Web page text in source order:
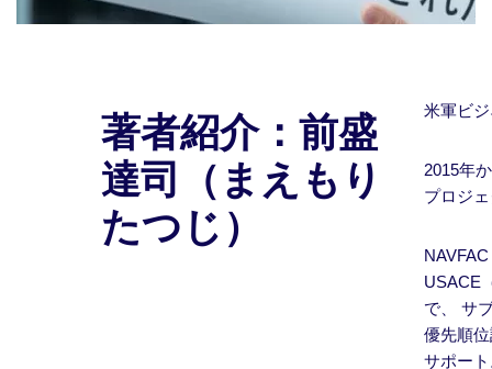
著者紹介：前盛
達司（まえもり
たつじ）
米軍ビ
2015年
プロジ
USACE
で、 サ
優先順
サポー